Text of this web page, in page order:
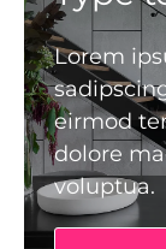
Lorem
eirmod
dolore
voluptua.